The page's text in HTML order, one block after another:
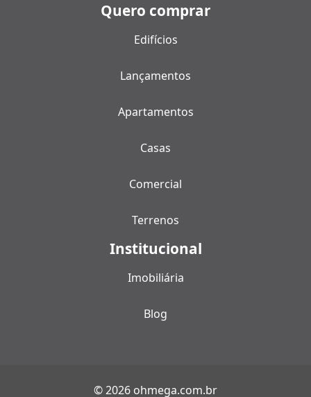
Quero comprar
Edifícios
Lançamentos
Apartamentos
Casas
Comercial
Terrenos
Institucional
Imobiliária
Blog
© 2026 ohmega.com.br